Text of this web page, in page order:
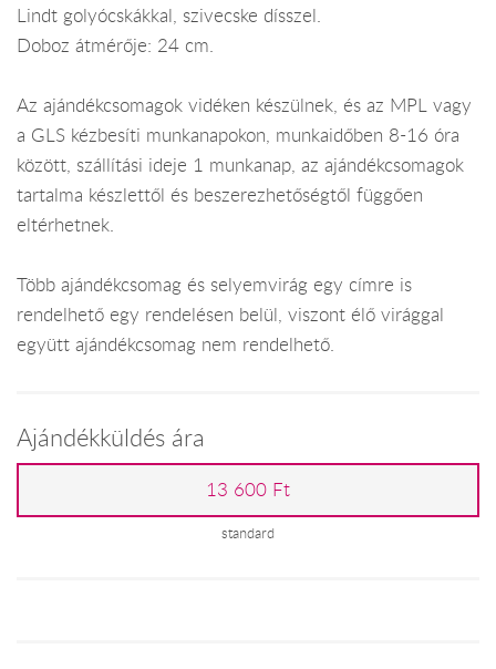
Lindt golyócskákkal, szivecske dísszel.
Doboz átmérője: 24 cm.
Az ajándékcsomagok vidéken készülnek, és az MPL vagy
a GLS kézbesíti munkanapokon, munkaidőben 8-16 óra
között, szállítási ideje 1 munkanap, az ajándékcsomagok
tartalma készlettől és beszerezhetőségtől függően
eltérhetnek.
Több ajándékcsomag és selyemvirág egy címre is
rendelhető egy rendelésen belül, viszont élő virággal
együtt ajándékcsomag nem rendelhető.
Ajándékküldés ára
13 600 Ft
standard